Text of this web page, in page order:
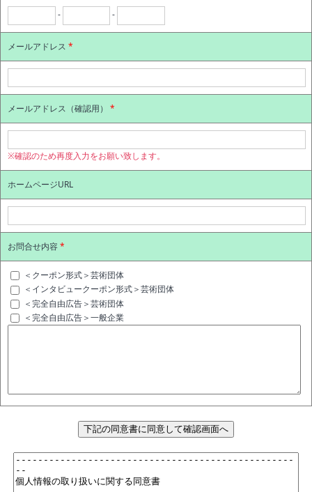
- -
メールアドレス *
メールアドレス（確認用） *
※確認のため再度入力をお願い致します。
ホームページURL
お問合せ内容*
＜クーポン形式＞芸術団体
＜インタビュークーポン形式＞芸術団体
＜完全自由広告＞芸術団体
＜完全自由広告＞一般企業